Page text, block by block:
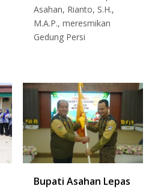
Asahan, Rianto, S.H.,
M.A.P., meresmikan
Gedung Persi
Bupati Asahan Lepas